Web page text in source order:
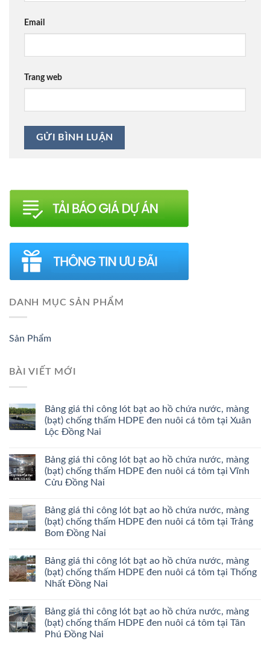
Email
Trang web
DANH MỤC SẢN PHẨM
Sản Phẩm
BÀI VIẾT MỚI
Bảng giá thi công lót bạt ao hồ chứa nước, màng
(bạt) chống thấm HDPE đen nuôi cá tôm tại Xuân
Lộc Đồng Nai
Bảng giá thi công lót bạt ao hồ chứa nước, màng
(bạt) chống thấm HDPE đen nuôi cá tôm tại Vĩnh
Cửu Đồng Nai
Bảng giá thi công lót bạt ao hồ chứa nước, màng
(bạt) chống thấm HDPE đen nuôi cá tôm tại Trảng
Bom Đồng Nai
Bảng giá thi công lót bạt ao hồ chứa nước, màng
(bạt) chống thấm HDPE đen nuôi cá tôm tại Thống
Nhất Đồng Nai
Bảng giá thi công lót bạt ao hồ chứa nước, màng
(bạt) chống thấm HDPE đen nuôi cá tôm tại Tân
Phú Đồng Nai